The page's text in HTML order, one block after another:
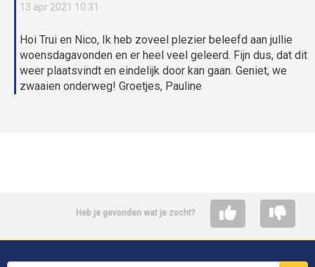
13 apr 2021 10:31
Hoi Trui en Nico, Ik heb zoveel plezier beleefd aan jullie
woensdagavonden en er heel veel geleerd. Fijn dus, dat dit
weer plaatsvindt en eindelijk door kan gaan. Geniet, we
zwaaien onderweg! Groetjes, Pauline
Heb je gevonden wat je zocht?